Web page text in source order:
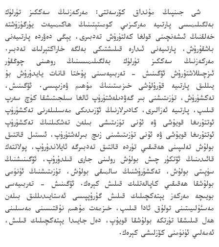
شى جىنپىڭ مۇنداق كۆرسەتتى: مەركەزنىڭ سەككىز تۈرلۈك
بەلگىلىمىسى پارتىيە مەركىزىي كومىتېتىنىڭ ھاكىمىيەت يۈرگۈزۈشتە
خەلقنىڭ ئىشەنچىنى قولغا كەلتۈرۈش تەدبىرى، يېڭى دەۋردە پارتىيەنى
باشقۇرۇش، پارتىيەنى ئىدارە قىلىشتىكى بەلگە خاراكتېرلىك تەدبىر.
مەركەزنىڭ سەككىز تۈرلۈك بەلگىلىمىسىنىڭ روھىنى چوڭقۇر
ئىزچىللاشتۇرۇش ئۆگىنىش - تەربىيەسىنى پۇختا قانات يايدۇرۇش بۇ
يىللىق پارتىيە قۇرۇلۇشى خىزمىتىنىڭ مۇھىم ۋەزىپىسى. ئۆگىنىش،
تەكشۈرۈش، تۈزىتىشنى بىر گەۋدىلەشتۈرۈپ ئالغا سىلجىتىشقا كۈچ سەرپ
قىلىپ، پارتىيە ئەزالىرى، كادىرلارنىڭ ئۆزىدىكى مەسىلىلەرنى تەكشۈرۈپ
ئوتتۇرىغا قويۇشى ۋە ئۇنى تۈزىتىشى بىلەن تەشكىلنىڭ تەكشۈرۈپ
ئوتتۇرىغا قويۇشى ۋە ئۇنى تۈزىتىشىنى زىچ بىرلەشتۈرۈپ، ئىستىل قاتتىق
بولۇش تەلىپىنى ھەقىقىي تۈردە قاتتىق تەدبىرگە ئايلاندۇرۇپ، پولاتتەك
قائىدىنىڭ ئۆتكۈر چىش بولۇش رولىنى جارى قىلدۇرۇپ، ئۆگىنىشنىڭ
سۈپىتى بولۇش، تەكشۈرۈشنىڭ سالمىقى بولۇش، تۈزىتىشنىڭ ئۈنۈمى
بولۇشقا ھەقىقىي كاپالەتلىك قىلىش كېرەك. ئۆگىنىش - تەربىيەسى
بويىچە مەركەز يېتەكچىلىك قىلىش گۇرۇپپىسى ئەستايىدىللىق بىلەن
مەسئۇلىيىتىنى تولۇق ئادا قىلىپ، خىزمەت مۇھىم نۇقتىسىنى مەسىلىنى
ھەل قىلىشقا تۈرتكە بولۇشقا قويۇپ، دەل جايىدا يېتەكچىلىك قىلىش،
ئەمەلىي ئۈنۈمنى كۆزلىشى كېرەك.